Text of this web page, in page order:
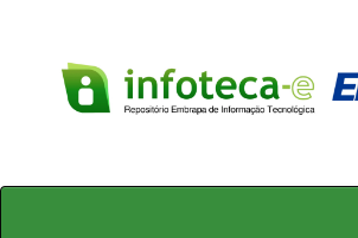
Skip